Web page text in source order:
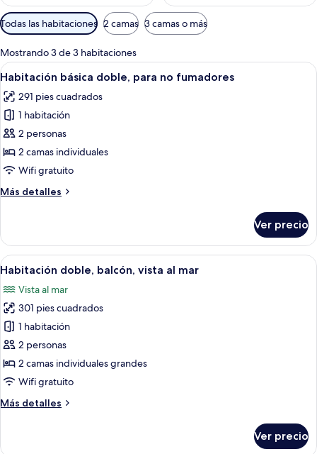
Filtros
disponibles
para
las
habitaciones
Todas las habitaciones 2 camas 3 camas o más
Mostrando 3 de 3 habitaciones
Abrir
todas
las
fotos
de
Habitación
básica
para
Una habitación de hotel moderna
9
Habitación básica doble, para no fumadores
291 pies cuadrados
1 habitación
2 personas
2 camas individuales
Wifi gratuito
Más detalles
Más
básica
doble,
para
fumadores
Ver precio
Abrir
todas
las
fotos
de
Habitación
doble,
balcón,
al
Habitación de hotel con una cama
10
Habitación doble, balcón, vista al mar
Vista al mar
301 pies cuadrados
1 habitación
2 personas
2 camas individuales grandes
Wifi gratuito
Más detalles
Más
Ver precio